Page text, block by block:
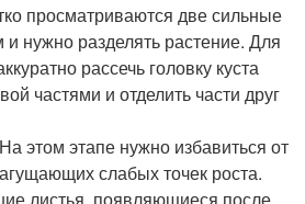
просматриваются две сильные
и нужно разделять растение. Для
рассечь головку куста
частями и отделить части друг
этом этапе нужно избавиться от
слабых точек роста.